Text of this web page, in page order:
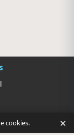
cookies. ×